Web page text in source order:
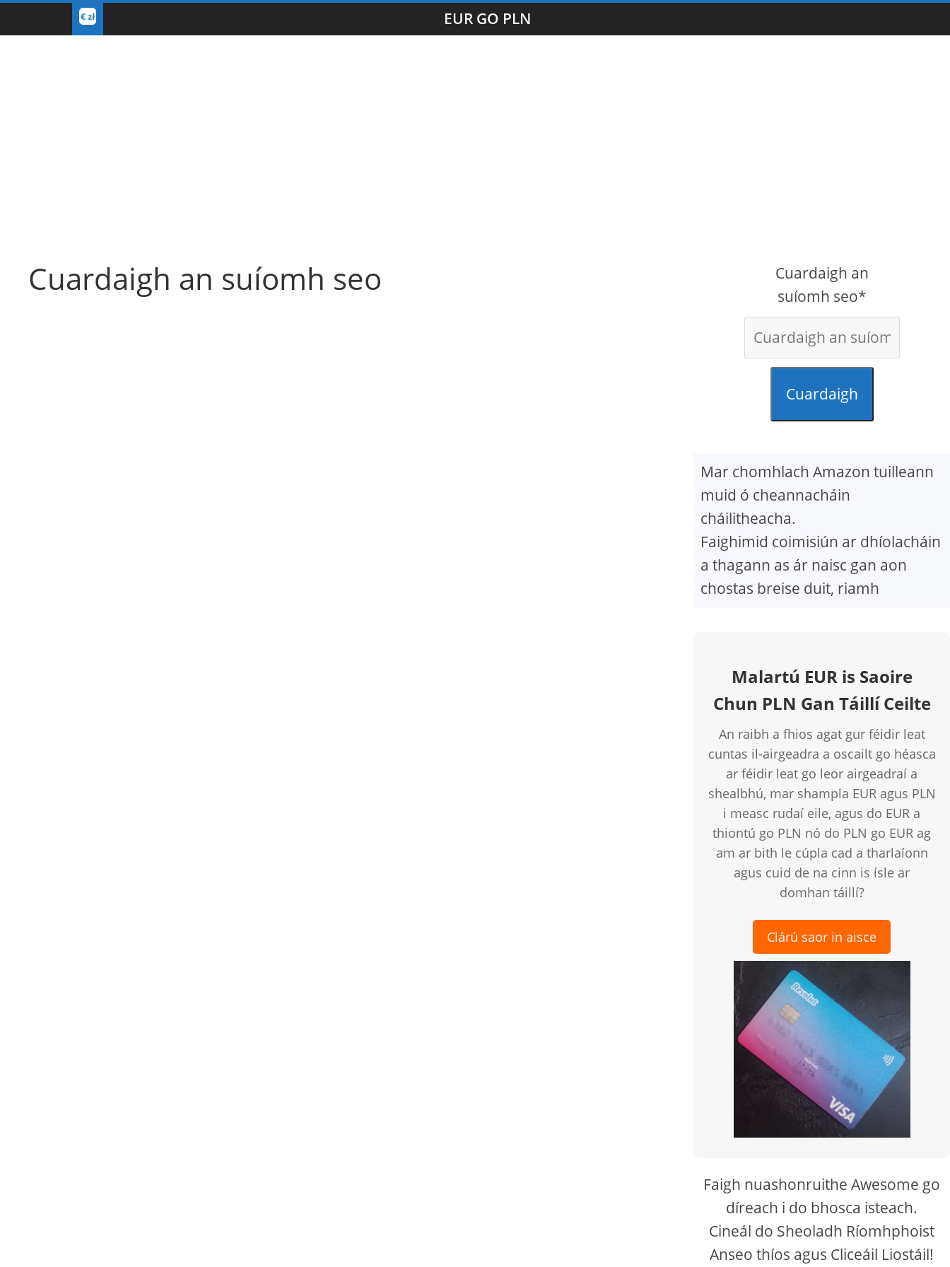
EUR GO PLN
Cuardaigh an suíomh seo
Cuardaigh an
suíomh seo*
Cuardaigh
Mar chomhlach Amazon tuilleann
muid ó cheannacháin
cháilitheacha.
Faighimid coimisiún ar dhíolacháin
a thagann as ár naisc gan aon
chostas breise duit, riamh
Malartú EUR is Saoire
Chun PLN Gan Táillí Ceilte
An raibh a fhios agat gur féidir leat
cuntas il-airgeadra a oscailt go héasca
ar féidir leat go leor airgeadraí a
shealbhú, mar shampla EUR agus PLN
i measc rudaí eile, agus do EUR a
thiontú go PLN nó do PLN go EUR ag
am ar bith le cúpla cad a tharlaíonn
agus cuid de na cinn is ísle ar
domhan táillí?
Clárú saor in aisce
Faigh nuashonruithe Awesome go
díreach i do bhosca isteach.
Cineál do Sheoladh Ríomhphoist
Anseo thíos agus Cliceáil Liostáil!